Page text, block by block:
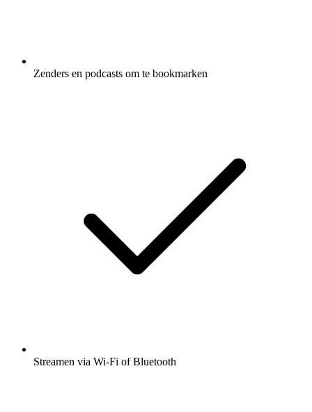
Zenders en podcasts om te bookmarken
Streamen via Wi-Fi of Bluetooth